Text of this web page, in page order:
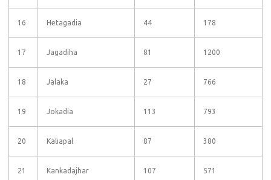
16 Hetagadia 44 178
17 Jagadiha 81 1200
18 Jalaka 27 766
19 Jokadia 113 793
20 Kaliapal 87 380
21 Kankadajhar 107 571